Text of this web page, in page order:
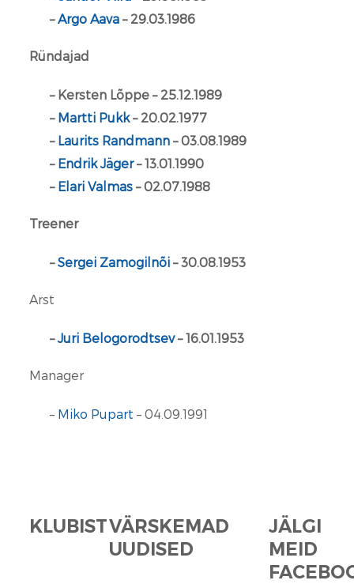
–Argo Aava – 29.03.1986
Ründajad
– Kersten Lõppe – 25.12.1989
– Martti Pukk– 20.02.1977
– Laurits Randmann – 03.08.1989
– Endrik Jäger– 13.01.1990
– Elari Valmas – 02.07.1988
Treener
–Sergei Zamogilnõi – 30.08.1953
Arst
–Juri Belogorodtsev– 16.01.1953
Manager
– Miko Pupart – 04.09.1991
KLUBISTVÄRSKEMAD
UUDISED
JÄLGI
MEID